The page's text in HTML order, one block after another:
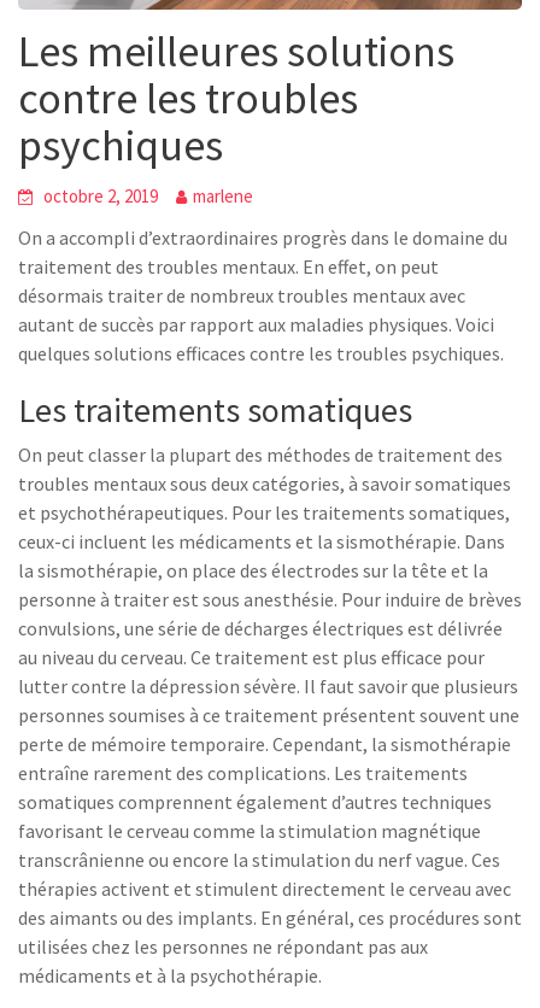
Les meilleures solutions
contre les troubles
psychiques
octobre 2, 2019 marlene
On a accompli d’extraordinaires progrès dans le domaine du
traitement des troubles mentaux. En effet, on peut
désormais traiter de nombreux troubles mentaux avec
autant de succès par rapport aux maladies physiques. Voici
quelques solutions efficaces contre les troubles psychiques.
Les traitements somatiques
On peut classer la plupart des méthodes de traitement des
troubles mentaux sous deux catégories, à savoir somatiques
et psychothérapeutiques. Pour les traitements somatiques,
ceux-ci incluent les médicaments et la sismothérapie. Dans
la sismothérapie, on place des électrodes sur la tête et la
personne à traiter est sous anesthésie. Pour induire de brèves
convulsions, une série de décharges électriques est délivrée
au niveau du cerveau. Ce traitement est plus efficace pour
lutter contre la dépression sévère. Il faut savoir que plusieurs
personnes soumises à ce traitement présentent souvent une
perte de mémoire temporaire. Cependant, la sismothérapie
entraîne rarement des complications. Les traitements
somatiques comprennent également d’autres techniques
favorisant le cerveau comme la stimulation magnétique
transcrânienne ou encore la stimulation du nerf vague. Ces
thérapies activent et stimulent directement le cerveau avec
des aimants ou des implants. En général, ces procédures sont
utilisées chez les personnes ne répondant pas aux
médicaments et à la psychothérapie.